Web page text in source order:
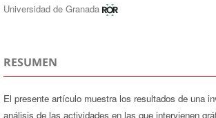
Universidad de Granada
RESUMEN
El presente artículo muestra los resultados de una
análisis de las actividades en las que intervienen